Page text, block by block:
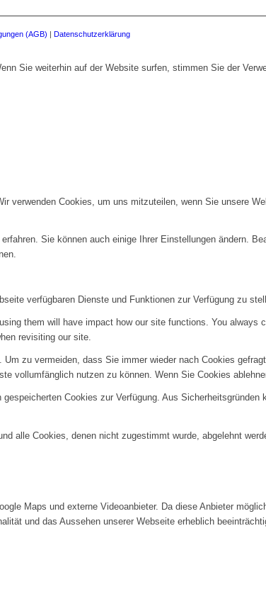
(AGB) | Datenschutzerklärung
Sie weiterhin auf der Website surfen, stimmen Sie der
verwenden Cookies, um uns mitzuteilen, wenn Sie unsere
Sie können auch einige Ihrer Einstellungen ändern.
verfügbaren Dienste und Funktionen zur Verfügung zu
them will have impact how our site functions. You
revisiting our site.
zu vermeiden, dass Sie immer wieder nach Cookies
vollumfänglich nutzen zu können. Wenn Sie Cookies
Cookies zur Verfügung. Aus
alle Cookies, denen nicht zugestimmt wurde, abgelehnt
Maps und externe Videoanbieter. Da diese Anbieter
und das Aussehen unserer Webseite erheblich